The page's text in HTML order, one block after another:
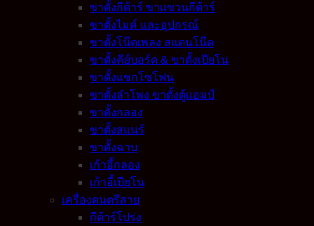
ขาตั้งกีต้าร์ ขาแขวนกีต้าร์
ขาตั้งไมค์ และอุปกรณ์
ขาตั้งโน๊ตเพลง สแตนโน๊ต
ขาตั้งคีย์บอร์ด & ขาตั้งเปียโน
ขาตั้งแซกโซโฟน
ขาตั้งลำโพง ขาตั้งตู้แอมป์
ขาตั้งกลอง
ขาตั้งสแนร์
ขาตั้งฉาบ
เก้าอี้กลอง
เก้าอี้เปียโน
เครื่องดนตรีสาย
กีต้าร์โปร่ง